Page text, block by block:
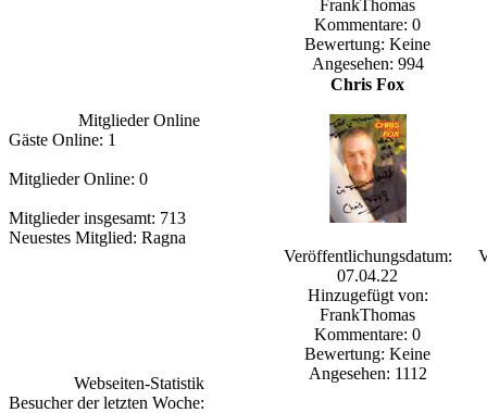
Mitglieder Online
Gäste Online: 1
Mitglieder Online: 0
Mitglieder insgesamt: 713
Neuestes Mitglied: Ragna
Webseiten-Statistik
Besucher der letzten Woche:
FrankThomas
Kommentare: 0
Bewertung: Keine
Angesehen: 994
Chris Fox
Veröffentlichungsdatum:
07.04.22
Hinzugefügt von:
FrankThomas
Kommentare: 0
Bewertung: Keine
Angesehen: 1112